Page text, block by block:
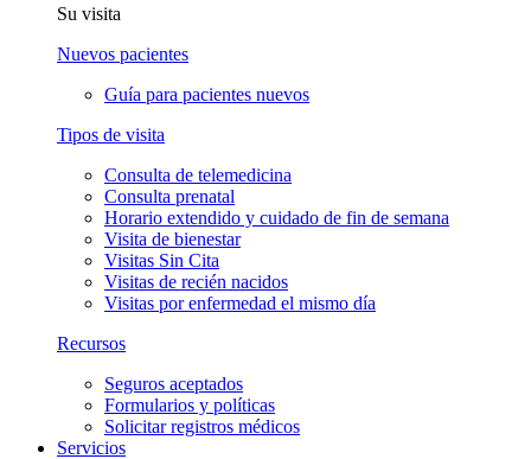
Su visita
Nuevos pacientes
Guía para pacientes nuevos
Tipos de visita
Consulta de telemedicina
Consulta prenatal
Horario extendido y cuidado de fin de semana
Visita de bienestar
Visitas Sin Cita
Visitas de recién nacidos
Visitas por enfermedad el mismo día
Recursos
Seguros aceptados
Formularios y políticas
Solicitar registros médicos
Servicios